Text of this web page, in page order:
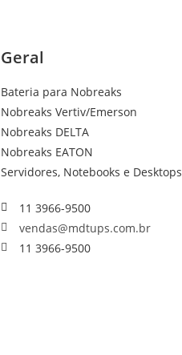
Geral
Bateria para Nobreaks
Nobreaks Vertiv/Emerson
Nobreaks DELTA
Nobreaks EATON
Servidores, Notebooks e Desktops
11 3966-9500
vendas@mdtups.com.br
11 3966-9500